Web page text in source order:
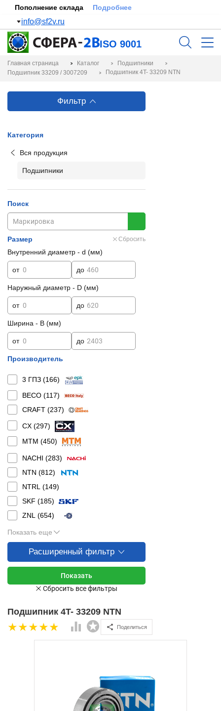
Пополнение склада Подробнее
info@sf2v.ru
ISO 9001
Главная страница Каталог
Подшипники
Подшипник 33209 / 3007209
Подшипник 4T- 33209 NTN
Фильтр
Категория
Вся продукция
Подшипники
Поиск
Размер Сбросить
Внутренний диаметр - d (мм)
от до
Наружный диаметр - D (мм)
от до
Ширина - B (мм)
от до
Производитель
3 ГПЗ (166)
BECO (117)
CRAFT (237)
CX (297)
MTM (450)
NACHI (283)
NTN (812)
NTRL (149)
SKF (185)
ZNL (654)
Показать еще
Расширенный фильтр
Подшипник 4T- 33209 NTN
Поделиться